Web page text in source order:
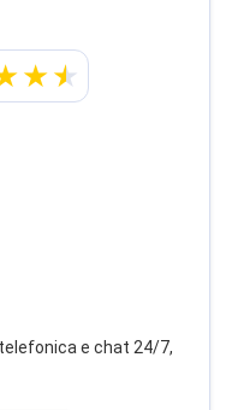
e chat 24/7,